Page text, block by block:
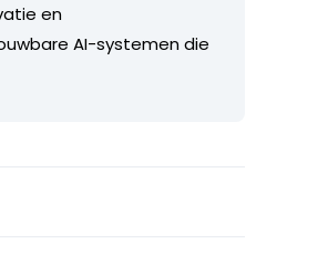
en
AI-systemen die